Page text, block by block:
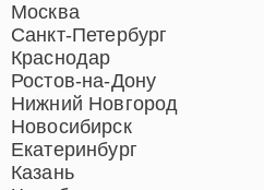
Москва
Санкт-Петербург
Краснодар
Ростов-на-Дону
Нижний Новгород
Новосибирск
Екатеринбург
Казань
Ремонт домашних
кинотеатров
Ремонт микрофонов
Ремонт акустических
систем